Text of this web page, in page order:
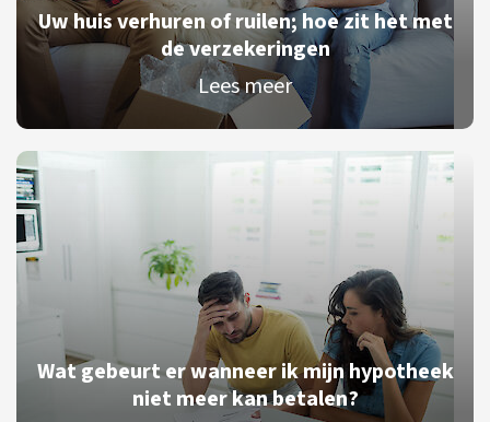
Uw huis verhuren of ruilen; hoe zit het met
de verzekeringen
Lees meer
Wat gebeurt er wanneer ik mijn hypotheek
niet meer kan betalen?